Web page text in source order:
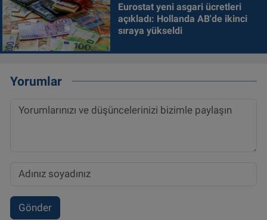
Eurostat yeni asgari ücretleri
açıkladı: Hollanda AB'de ikinci
sıraya yükseldi
Yorumlar
Gönder